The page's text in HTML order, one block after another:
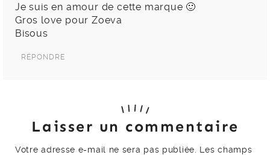
Je suis en amour de cette marque 🙂
Gros love pour Zoeva
Bisous
RÉPONDRE
Laisser un commentaire
Votre adresse e-mail ne sera pas publiée.
Les champs